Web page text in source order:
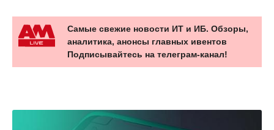
Самые свежие новости ИТ и ИБ. Обзоры,
аналитика, анонсы главных ивентов
Подписывайтесь на телеграм-канал!